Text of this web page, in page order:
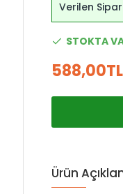
Verilen
STOKTA
588,00TL
Ürün